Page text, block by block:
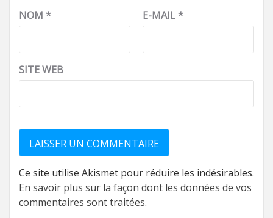
NOM * E-MAIL*
SITE WEB
Ce site utilise Akismet pour réduire les indésirables.
En savoir plus sur la façon dont les données de vos
commentaires sont traitées.